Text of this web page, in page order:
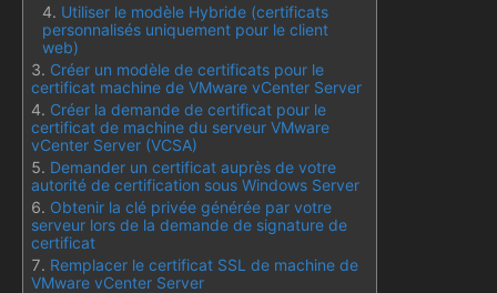
Utiliser le modèle Hybride (certificats
personnalisés uniquement pour le client
web)
Créer un modèle de certificats pour le
certificat machine de VMware vCenter Server
Créer la demande de certificat pour le
certificat de machine du serveur VMware
vCenter Server (VCSA)
Demander un certificat auprès de votre
autorité de certification sous Windows Server
Obtenir la clé privée générée par votre
serveur lors de la demande de signature de
certificat
Remplacer le certificat SSL de machine de
VMware vCenter Server